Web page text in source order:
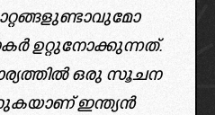
ഉറ്റുനോക്കുന്നത്.
ഒരു സൂചന
ഇന്ത്യൻ